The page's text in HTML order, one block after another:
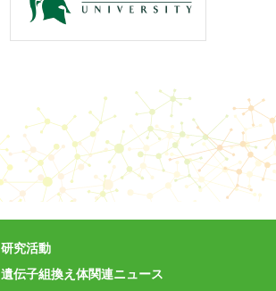
研究活動
遺伝子組換え体関連ニュース